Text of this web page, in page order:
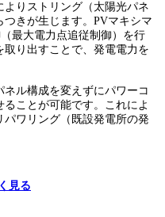
りストリング（太陽光パネ
きが生じます。PVマキシマ
最大電力点追従制御）を行
り出すことで、発電電力を
ル構成を変えずにパワーコ
ことが可能です。これによ
パワリング（既設発電所の発
見る